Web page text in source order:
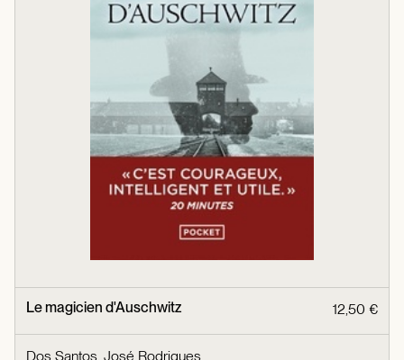
Le magicien d'Auschwitz 12,50 €
Dos Santos, José Rodrigues